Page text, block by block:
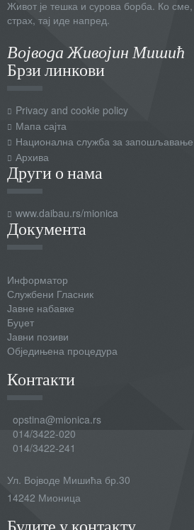
Живот је тешка и сурова борба. Ко
страх, тај иде напред.
Војвода Живојин Мишић
Брзи линкови
Privacy and cookie policy
Мапа сајта
Национална служба за запошљавање
Архива
Други о нама
www.daibau.rs/mionica
Документа
Информатор
Службени Гласник
Јавне набавке
Буџет
Јавни позиви
Обједињена процедура
Контакти
opstina@mionica.rs
014/3422-020
014/3422-241
Ул. Војводе Мишића бр.30
14242 Мионица
Будите у контакту